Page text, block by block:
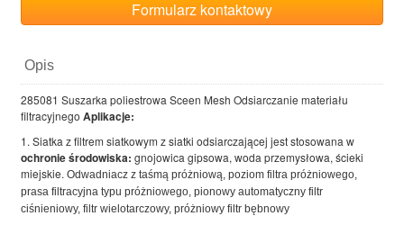
Formularz kontaktowy
Opis
285081 Suszarka poliestrowa Sceen Mesh Odsiarczanie materiału
filtracyjnego Aplikacje:
1. Siatka z filtrem siatkowym z siatki odsiarczającej jest stosowana w
ochronie środowiska: gnojowica gipsowa, woda przemysłowa, ścieki
miejskie. Odwadniacz z taśmą próżniową, poziom filtra próżniowego,
prasa filtracyjna typu próżniowego, pionowy automatyczny filtr
ciśnieniowy, filtr wielotarczowy, próżniowy filtr bębnowy